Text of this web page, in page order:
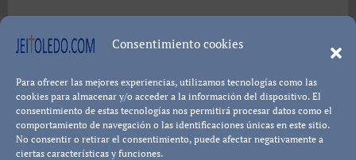
Consentimiento cookies
Para ofrecer las mejores experiencias, utilizamos tecnologías como las
cookies para almacenar y/o acceder a la información del dispositivo. El
consentimiento de estas tecnologías nos permitirá procesar datos como el
comportamiento de navegación o las identificaciones únicas en este sitio.
No consentir o retirar el consentimiento, puede afectar negativamente a
ciertas características y funciones.
Política de cookies Política de Privacidad Descargo de
Responsabilidad